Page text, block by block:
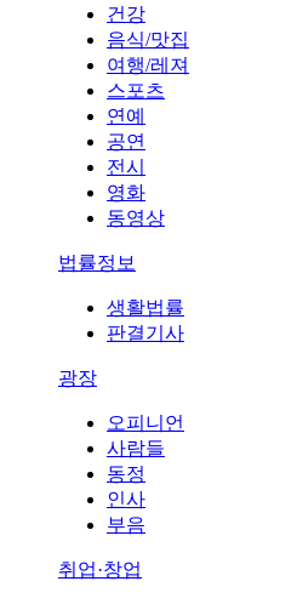
건강
음식/맛집
여행/레져
스포츠
연예
공연
전시
영화
동영상
법률정보
생활법률
판결기사
광장
오피니언
사람들
동정
인사
부음
취업·창업